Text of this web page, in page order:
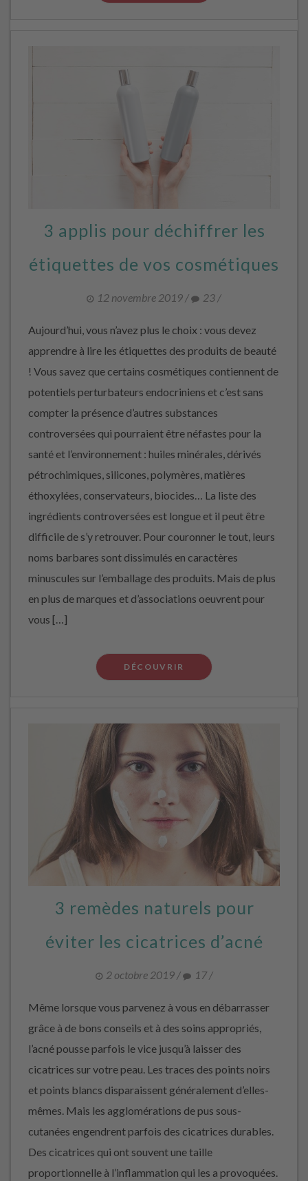
3 applis pour déchiffrer les
étiquettes de vos cosmétiques
12 novembre 2019 / 23 /
Aujourd’hui, vous n’avez plus le choix : vous devez
apprendre à lire les étiquettes des produits de beauté
! Vous savez que certains cosmétiques contiennent de
potentiels perturbateurs endocriniens et c’est sans
compter la présence d’autres substances
controversées qui pourraient être néfastes pour la
santé et l’environnement : huiles minérales, dérivés
pétrochimiques, silicones, polymères, matières
éthoxylées, conservateurs, biocides… La liste des
ingrédients controversées est longue et il peut être
difficile de s’y retrouver. Pour couronner le tout, leurs
noms barbares sont dissimulés en caractères
minuscules sur l’emballage des produits. Mais de plus
en plus de marques et d’associations oeuvrent pour
vous […]
DÉCOUVRIR
3 remèdes naturels pour
éviter les cicatrices d’acné
2 octobre 2019/ 17/
Même lorsque vous parvenez à vous en débarrasser
grâce à de bons conseils et à des soins appropriés,
l’acné pousse parfois le vice jusqu’à laisser des
cicatrices sur votre peau. Les traces des points noirs
et points blancs disparaissent généralement d’elles-
mêmes. Mais les agglomérations de pus sous-
cutanées engendrent parfois des cicatrices durables.
Des cicatrices qui ont souvent une taille
proportionnelle à l’inflammation qui les a provoquées.